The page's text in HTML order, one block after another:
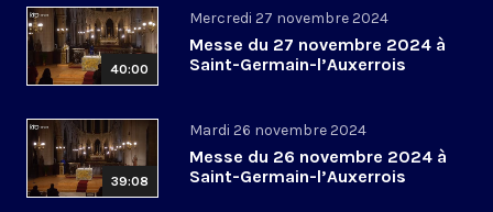
40:00
Mercredi 27 novembre 2024
Messe du 27 novembre 2024 à
Saint-Germain-l’Auxerrois
39:08
Mardi 26 novembre 2024
Messe du 26 novembre 2024 à
Saint-Germain-l’Auxerrois